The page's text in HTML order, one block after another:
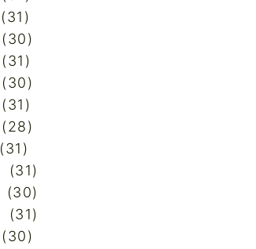
(31)
(30)
(31)
(30)
(31)
(28)
(31)
(31)
(30)
(31)
(30)